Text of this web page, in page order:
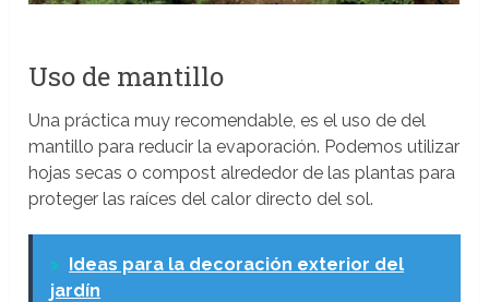
Uso de mantillo
Una práctica muy recomendable, es el uso de del
mantillo para reducir la evaporación. Podemos utilizar
hojas secas o compost alrededor de las plantas para
proteger las raíces del calor directo del sol.
> Ideas para la decoración exterior del
jardín